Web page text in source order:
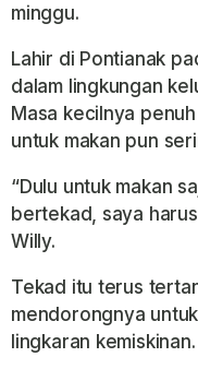
minggu.
Lahir di Pontianak
dalam lingkungan
Masa kecilnya
untuk makan pun
“Dulu untuk makan
bertekad, saya
Willy.
Tekad itu terus
mendorongnya
lingkaran kemiskinan.